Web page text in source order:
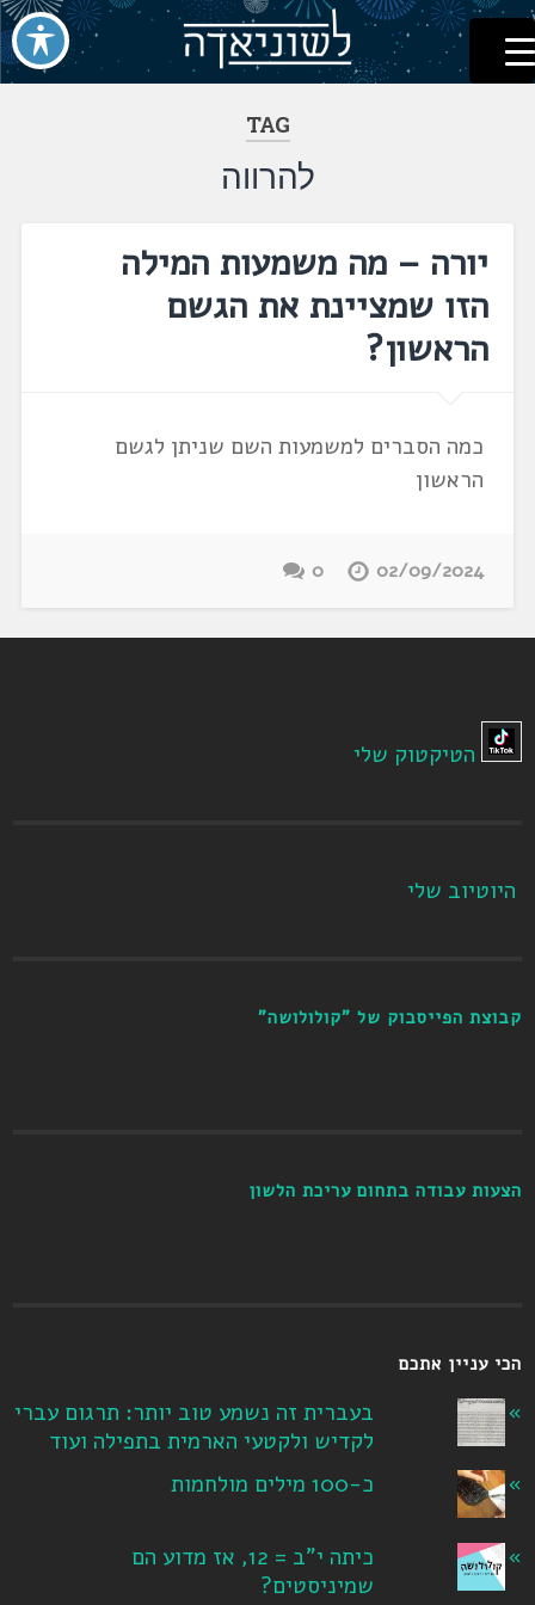
דלג
לתוכן
לשוניאדה
עברית. לשון. שפה
TAG
להרווה
יורה – מה משמעות המילה
הזו שמציינת את הגשם
הראשון?
כמה הסברים למשמעות השם שניתן לגשם
הראשון
02/09/2024
0
הטיקטוק שלי
היוטיוב שלי
קבוצת הפייסבוק של "קולולושה"
הצעות עבודה בתחום עריכת הלשון
הכי עניין אתכם
בעברית זה נשמע טוב יותר: תרגום עברי
לקדיש ולקטעי הארמית בתפילה ועוד
כ-100 מילים מולחמות
כיתה י"ב = 12, אז מדוע הם
שמיניסטים?